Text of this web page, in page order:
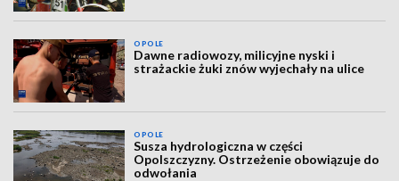
OPOLE
Dawne radiowozy, milicyjne nyski i
strażackie żuki znów wyjechały na ulice
OPOLE
Susza hydrologiczna w części
Opolszczyzny. Ostrzeżenie obowiązuje do
odwołania